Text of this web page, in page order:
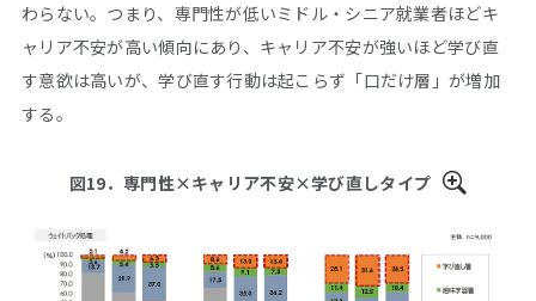
わらない。つまり、専門性が低いミドル・シニア就業者ほどキ
ャリア不安が高い傾向にあり、キャリア不安が強いほど学び直
す意欲は高いが、学び直す行動は起こらず「口だけ層」が増加
する。
図19．専門性×キャリア不安×学び直しタイプ